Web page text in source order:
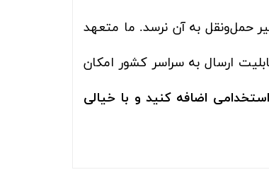
حمل‌ونقل به آن نرسد. ما متعهد
ارسال به سراسر کشور امکان
اضافه کنید و با خیالی